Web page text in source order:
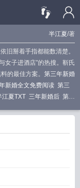
半江夏/著
旧掰着手指都能数清楚。
女子进酒店”的热搜。靳氏
的最佳方案。 第三年新婚
新婚全文免费阅读 第三
江夏TXT 三年新婚后 第三